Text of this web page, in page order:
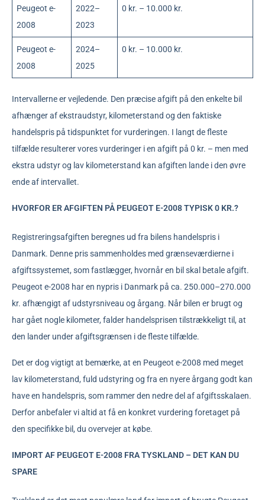
Peugeot e-
2008
2022–
2023
0 kr. – 10.000 kr.
Peugeot e-
2008
2024–
2025
0 kr. – 10.000 kr.
Intervallerne er vejledende. Den præcise afgift på den enkelte bil
afhænger af ekstraudstyr, kilometerstand og den faktiske
handelspris på tidspunktet for vurderingen. I langt de fleste
tilfælde resulterer vores vurderinger i en afgift på 0 kr. – men med
ekstra udstyr og lav kilometerstand kan afgiften lande i den øvre
ende af intervallet.
HVORFOR ER AFGIFTEN PÅ PEUGEOT E-2008 TYPISK 0 KR.?
Registreringsafgiften beregnes ud fra bilens handelspris i
Danmark. Denne pris sammenholdes med grænseværdierne i
afgiftssystemet, som fastlægger, hvornår en bil skal betale afgift.
Peugeot e-2008 har en nypris i Danmark på ca. 250.000–270.000
kr. afhængigt af udstyrsniveau og årgang. Når bilen er brugt og
har gået nogle kilometer, falder handelsprisen tilstrækkeligt til, at
den lander under afgiftsgrænsen i de fleste tilfælde.
Det er dog vigtigt at bemærke, at en Peugeot e-2008 med meget
lav kilometerstand, fuld udstyring og fra en nyere årgang godt kan
have en handelspris, som rammer den nedre del af afgiftsskalaen.
Derfor anbefaler vi altid at få en konkret vurdering foretaget på
den specifikke bil, du overvejer at købe.
IMPORT AF PEUGEOT E-2008 FRA TYSKLAND – DET KAN DU
SPARE